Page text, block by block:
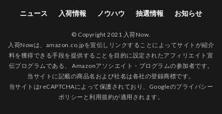
ニュース 入荷情報 ノウハウ 抽選情報 お知らせ
© Copyright 2021 入荷Now.
入荷Nowは、amazon.co.jpを宣伝しリンクすることによってサイトが紹介
料を獲得できる手段を提供することを目的に設定されたアフィリエイト宣
伝プログラムである、 Amazonアソシエイト・プログラムの参加者です。
当サイトに記載の商品名および社名は各社の登録商標です。
当サイトはreCAPTCHAによって保護されており、Googleのプライバシー
ポリシー と利用規約が適用されます。